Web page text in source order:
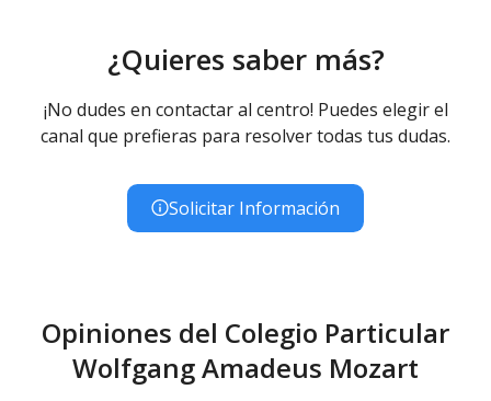
¿Quieres saber más?
¡No dudes en contactar al centro! Puedes elegir el
canal que prefieras para resolver todas tus dudas.
Solicitar Información
Opiniones del Colegio Particular
Wolfgang Amadeus Mozart